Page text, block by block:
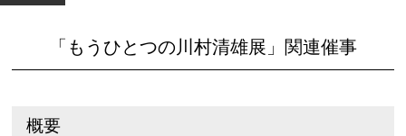
「もうひとつの川村清雄展」関連催事
概要